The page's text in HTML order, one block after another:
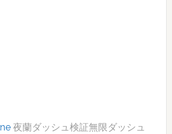
夜蘭ダッシュ検証無限ダッシュ